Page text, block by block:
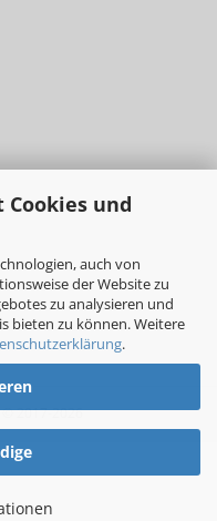
Cookies und
auch von
der Website zu
zu analysieren und
bieten zu können. Weitere
.
2017-2026